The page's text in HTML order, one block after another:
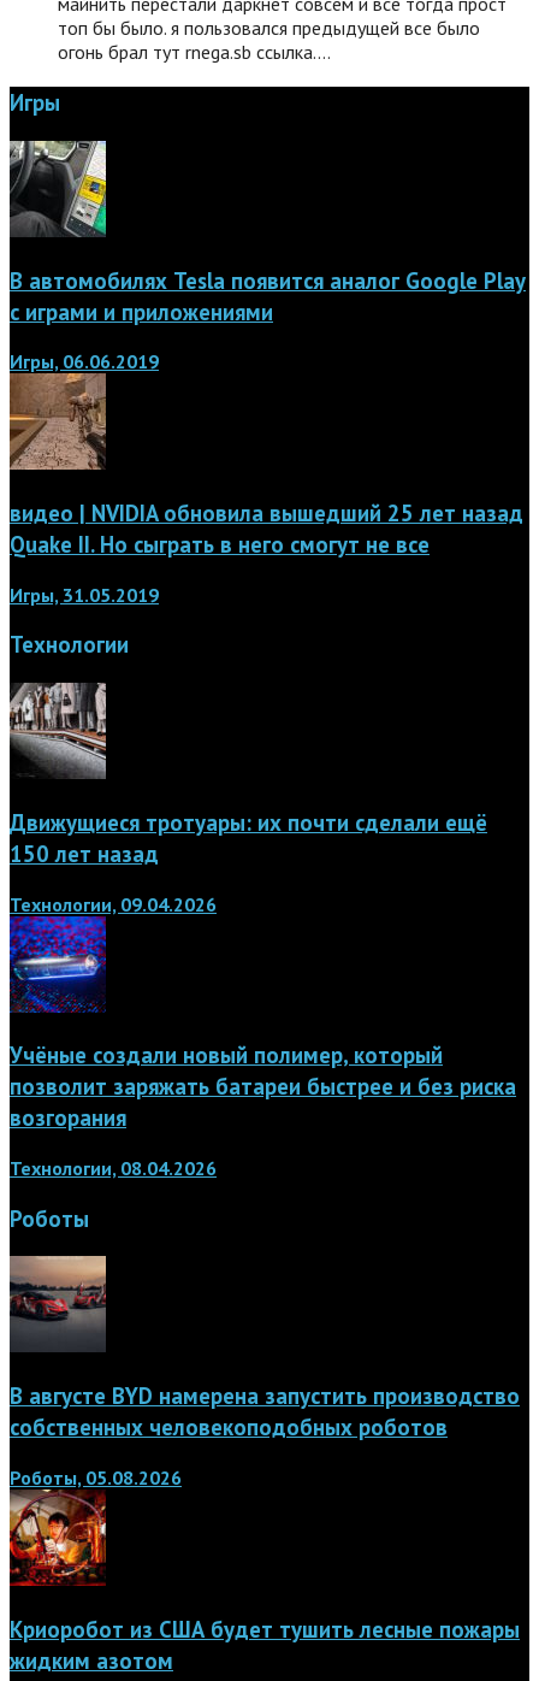
топ бы было. я пользовался предыдущей все было
огонь брал тут rnega.sb ссылка.…
Игры
В автомобилях Tesla появится аналог Google Play
с играми и приложениями
Игры, 06.06.2019
видео | NVIDIA обновила вышедший 25 лет назад
Quake II. Но сыграть в него смогут не все
Игры, 31.05.2019
Технологии
Движущиеся тротуары: их почти сделали ещё
150 лет назад
Технологии, 09.04.2026
Учёные создали новый полимер, который
позволит заряжать батареи быстрее и без риска
возгорания
Технологии, 08.04.2026
Роботы
В августе BYD намерена запустить производство
собственных человекоподобных роботов
Роботы, 05.08.2026
Криоробот из США будет тушить лесные пожары
жидким азотом